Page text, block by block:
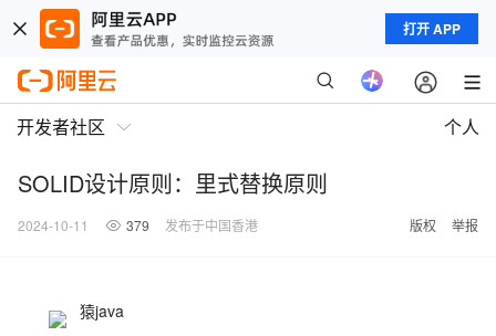
打开 APP
开发者社区 个人
SOLID设计原则：里式替换原则
2024-10-11 379 发布于中国香港 版权 举报
猿java